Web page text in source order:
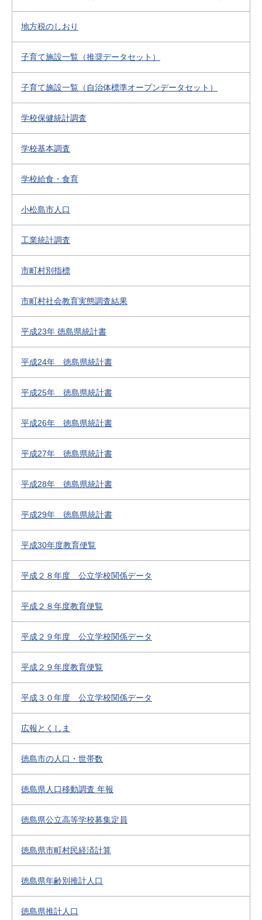
地方税のしおり
子育て施設一覧（推奨データセット）
子育て施設一覧（自治体標準オープンデータセット）
学校保健統計調査
学校基本調査
学校給食・食育
小松島市人口
工業統計調査
市町村別指標
市町村社会教育実態調査結果
平成23年 徳島県統計書
平成24年 徳島県統計書
平成25年 徳島県統計書
平成26年 徳島県統計書
平成27年 徳島県統計書
平成28年 徳島県統計書
平成29年 徳島県統計書
平成30年度教育便覧
平成２８年度 公立学校関係データ
平成２８年度教育便覧
平成２９年度 公立学校関係データ
平成２９年度教育便覧
平成３０年度 公立学校関係データ
広報とくしま
徳島市の人口・世帯数
徳島県人口移動調査 年報
徳島県公立高等学校募集定員
徳島県市町村民経済計算
徳島県年齢別推計人口
徳島県推計人口